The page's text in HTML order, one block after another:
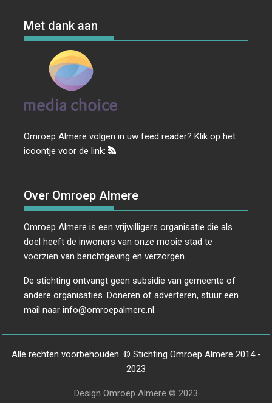
Met dank aan
Omroep Almere volgen in uw feed reader? Klik op het
icoontje voor de link:
Over Omroep Almere
Omroep Almere is een vrijwilligers organisatie die als
doel heeft de inwoners van onze mooie stad te
voorzien van berichtgeving en verzorgen.
De stichting ontvangt geen subsidie van gemeente of
andere organisaties. Doneren of adverteren, stuur een
mail naarinfo@omroepalmere.nl.
Alle rechten voorbehouden. © Stichting Omroep Almere 2014 -
2023
Design Omroep Almere © 2023